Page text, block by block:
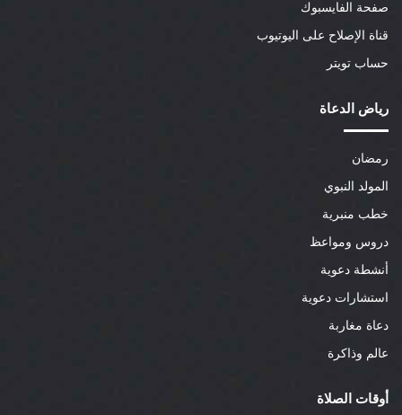
صفحة الفايسبوك
قناة الإصلاح على اليوتيوب
حساب تويتر
رياض الدعاة
رمضان
المولد النبوي
خطب منبرية
دروس ومواعظ
أنشطة دعوية
استشارات دعوية
دعاة مغاربة
عالم وذاكرة
أوقات الصلاة